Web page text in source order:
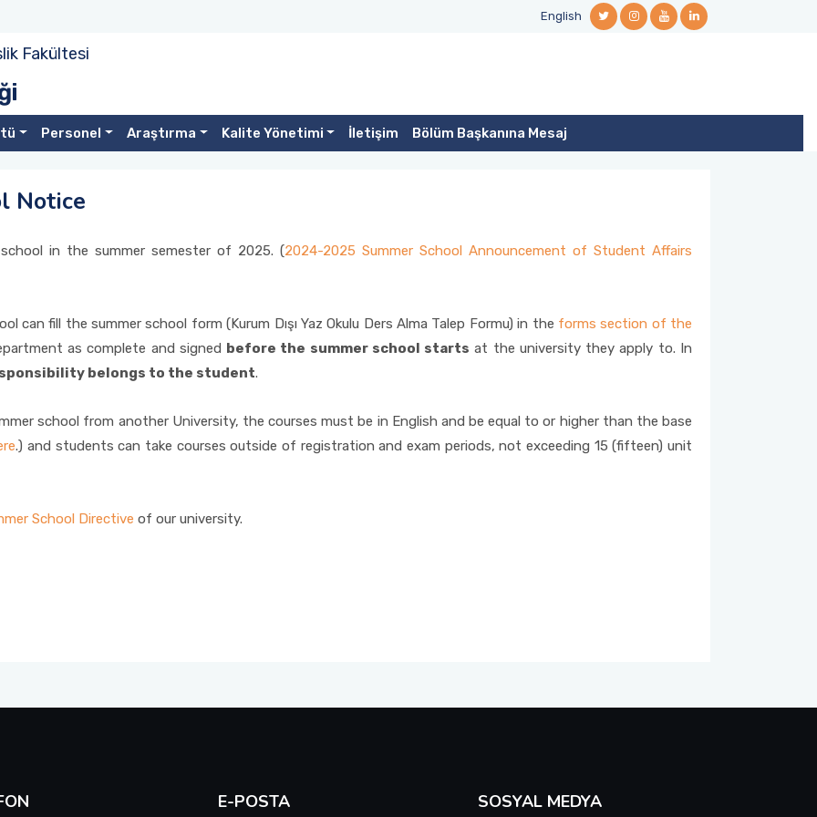
English
Fakültesi
Personel Araştırma Kalite Yönetimi İletişim Bölüm Başkanına Mesaj
Notice
in the summer semester of 2025. (2024-2025 Summer School Announcement of Student Affairs
fill the summer school form (Kurum Dışı Yaz Okulu Ders Alma Talep Formu) in the forms section of the
as complete and signed before the summer school starts at the university they apply to. In
belongs to the student.
school from another University, the courses must be in English and be equal to or higher than the base
.) and students can take courses outside of registration and exam periods, not exceeding 15 (fifteen) unit
School Directive of our university.
E-POSTA SOSYAL MEDYA